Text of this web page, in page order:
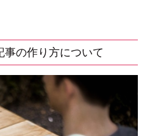
事の作り方について